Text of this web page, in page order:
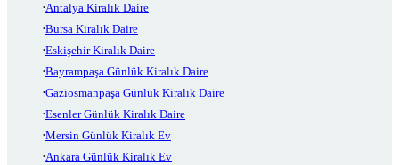
Antalya Kiralık Daire
Bursa Kiralık Daire
Eskişehir Kiralık Daire
Bayrampaşa Günlük Kiralık Daire
Gaziosmanpaşa Günlük Kiralık Daire
Esenler Günlük Kiralık Daire
Mersin Günlük Kiralık Ev
Ankara Günlük Kiralık Ev